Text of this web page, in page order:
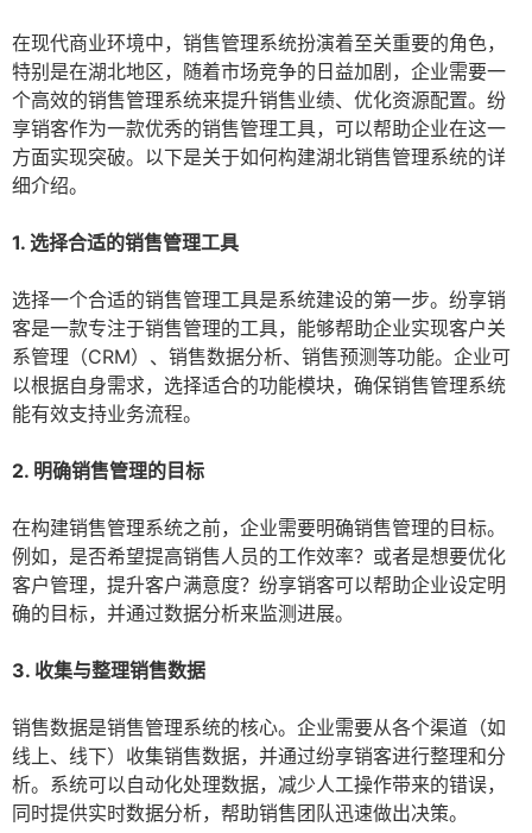
在现代商业环境中，销售管理系统扮演着至关重要的角色，
特别是在湖北地区，随着市场竞争的日益加剧，企业需要一
个高效的销售管理系统来提升销售业绩、优化资源配置。纷
享销客作为一款优秀的销售管理工具，可以帮助企业在这一
方面实现突破。以下是关于如何构建湖北销售管理系统的详
细介绍。
1. 选择合适的销售管理工具
选择一个合适的销售管理工具是系统建设的第一步。纷享销
客是一款专注于销售管理的工具，能够帮助企业实现客户关
系管理（CRM）、销售数据分析、销售预测等功能。企业可
以根据自身需求，选择适合的功能模块，确保销售管理系统
能有效支持业务流程。
2. 明确销售管理的目标
在构建销售管理系统之前，企业需要明确销售管理的目标。
例如，是否希望提高销售人员的工作效率？或者是想要优化
客户管理，提升客户满意度？纷享销客可以帮助企业设定明
确的目标，并通过数据分析来监测进展。
3. 收集与整理销售数据
销售数据是销售管理系统的核心。企业需要从各个渠道（如
线上、线下）收集销售数据，并通过纷享销客进行整理和分
析。系统可以自动化处理数据，减少人工操作带来的错误，
同时提供实时数据分析，帮助销售团队迅速做出决策。